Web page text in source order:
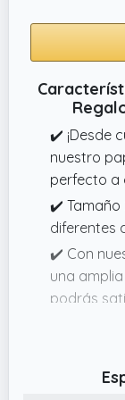
están
animados
colores
ambiente
✔️ ¡Desde
nuestro
perfecto a
✔️ Tamaño
diferentes
✔️ Con
una
podrás
gustos.
✔️ Gracias
papel es